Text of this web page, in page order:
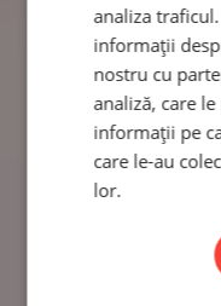
analiza
informații
nostru cu
analiză, care
informații pe
care le-au
lor.